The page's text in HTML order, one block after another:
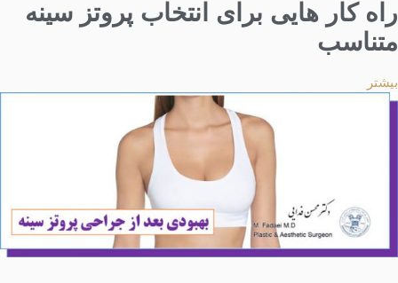
راه کار هایی برای انتخاب پروتز سینه
متناسب
بیشتر